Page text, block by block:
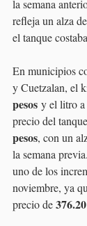
la semana
refleja un alza
el tanque costaba
En municipios
y Cuetzalan, el
pesos y el litro a
precio del
pesos, con un
la semana
uno de los
noviembre, ya
precio de